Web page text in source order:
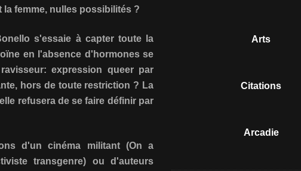
femme, nulles possibilités ?
s'essaie à capter toute la
en l'absence d'hormones se
expression queer par
hors de toute restriction ? La
refusera de se faire définir par
d'un cinéma militant (On a
transgenre) ou d'auteurs
Arts
Citations
Arcadie